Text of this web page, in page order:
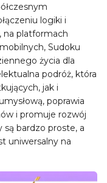
logiki i
na platformach
Sudoku
życia dla
podróż, która
jak i
poprawia
i promuje rozwój
są bardzo proste, a
uniwersalny na